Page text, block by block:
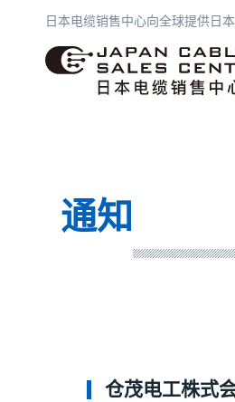
日本电缆销售中心向全球提供日
通知
仓茂电工株式